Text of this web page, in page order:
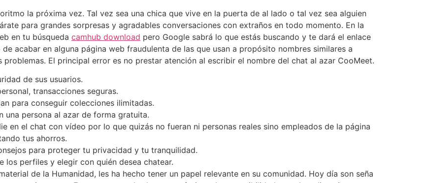
la próxima vez. Tal vez sea una chica que vive en la puerta de al lado o tal vez sea alguien
para grandes sorpresas y agradables conversaciones con extraños en todo momento. En la
en tu búsqueda camhub download pero Google sabrá lo que estás buscando y te dará el enlace
acabar en alguna página web fraudulenta de las que usan a propósito nombres similares a
El principal error es no prestar atención al escribir el nombre del chat al azar CooMeet.
de sus usuarios.
transacciones seguras.
para conseguir colecciones ilimitadas.
persona al azar de forma gratuita.
en el chat con vídeo por lo que quizás no fueran ni personas reales sino empleados de la página
tus ahorros.
para proteger tu privacidad y tu tranquilidad.
los perfiles y elegir con quién desea chatear.
de la Humanidad, les ha hecho tener un papel relevante en su comunidad. Hoy día son seña